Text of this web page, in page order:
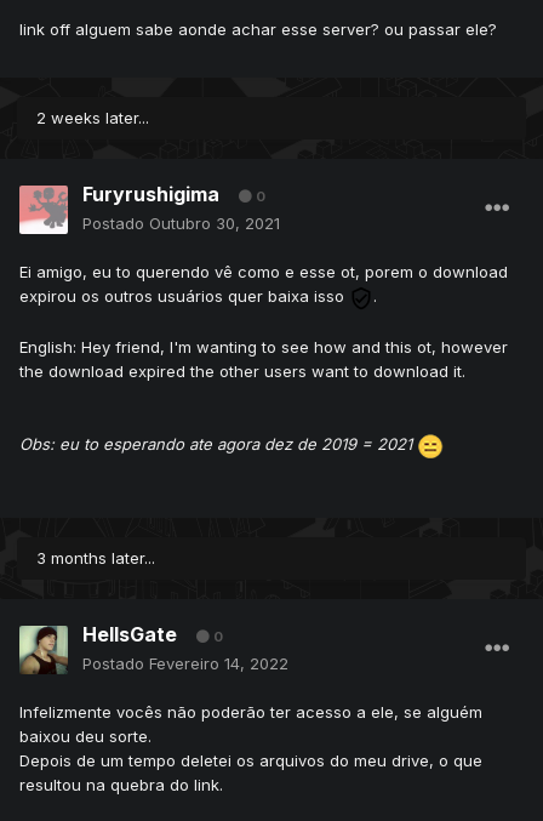
link off alguem sabe aonde achar esse server? ou passar ele?
2 weeks later...
Furyrushigima 0
Postado Outubro 30, 2021
Ei amigo, eu to querendo vê como e esse ot, porem o download
expirou os outros usuários quer baixa isso
.
English: Hey friend, I'm wanting to see how and this ot, however
the download expired the other users want to download it.
Obs: eu to esperando ate agora dez de 2019 = 2021
3 months later...
HellsGate 0
Postado Fevereiro 14, 2022
Infelizmente vocês não poderão ter acesso a ele, se alguém
baixou deu sorte.
Depois de um tempo deletei os arquivos do meu drive, o que
resultou na quebra do link.